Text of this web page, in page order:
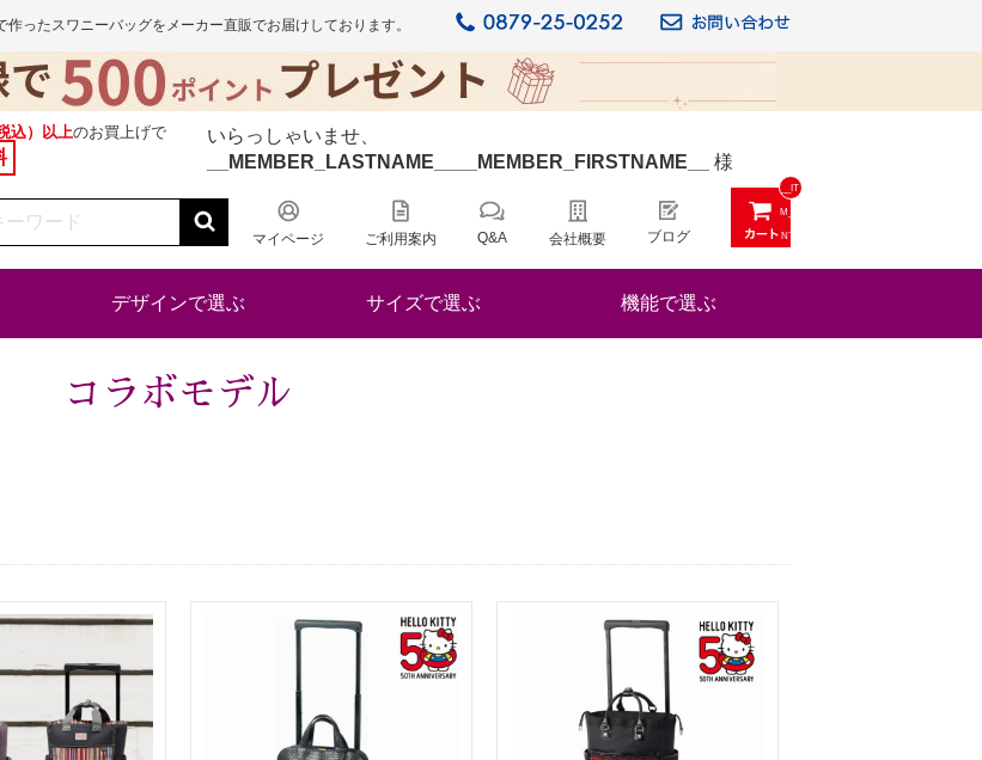
ったスワニーバッグをメーカー直販でお届けしております。
込）以上のお買上げで
いらっしゃいませ、
__MEMBER_LASTNAME__
__MEMBER_FIRSTNAME__ 様
マイページ ご利用案内 Q&A 会社概要 ブログ
__IT
M_C
NT_
デザインで選ぶ サイズで選ぶ 機能で選ぶ
コラボモデル